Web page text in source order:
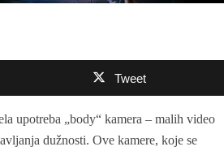
Tweet
upotreba „body“ kamera – malih video
dužnosti. Ove kamere, koje se